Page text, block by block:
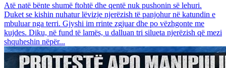
Atë natë bënte shumë ftohtë dhe qentë nuk pushonin së lehuri.
Duket se kishin nuhatur lëvizje njerëzish të panjohur në katundin e
mbuluar nga terri. Gjyshi im rrinte zgjuar dhe po vëzhgonte me
kujdes. Diku, në fund të lamës, u dalluan tri silueta njerëzish që mezi
shquheshin nëpër...